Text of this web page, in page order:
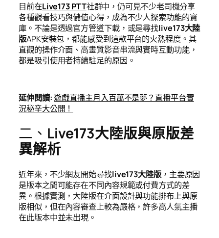
目前在Live173 PTT社群中，仍可見不少老司機分享
各種觀看技巧與儲值心得，成為不少人探索功能的寶
庫。不論是透過官方管道下載，或是尋找live173大陸
版APK安裝包，都能感受到這款平台的火熱程度。其
直觀的操作介面、高畫質影音串流與實時互動功能，
都是吸引使用者持續駐足的原因。
延伸閱讀:遊戲直播主月入百萬不是夢？直播平台實
況秘辛大公開！
二、 Live173大陸版與原版差
異解析
近年來，不少網友開始尋找live173大陸版，主要原因
是版本之間可能存在不同內容規範或付費方式的差
異。根據實測，大陸版在介面設計與功能排布上與原
版相似，但在內容審查上較為嚴格，許多高人氣主播
在此版本中並未出現。